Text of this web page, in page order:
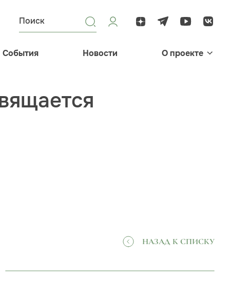
События Новости О проекте
НАЗАД К СПИСКУ